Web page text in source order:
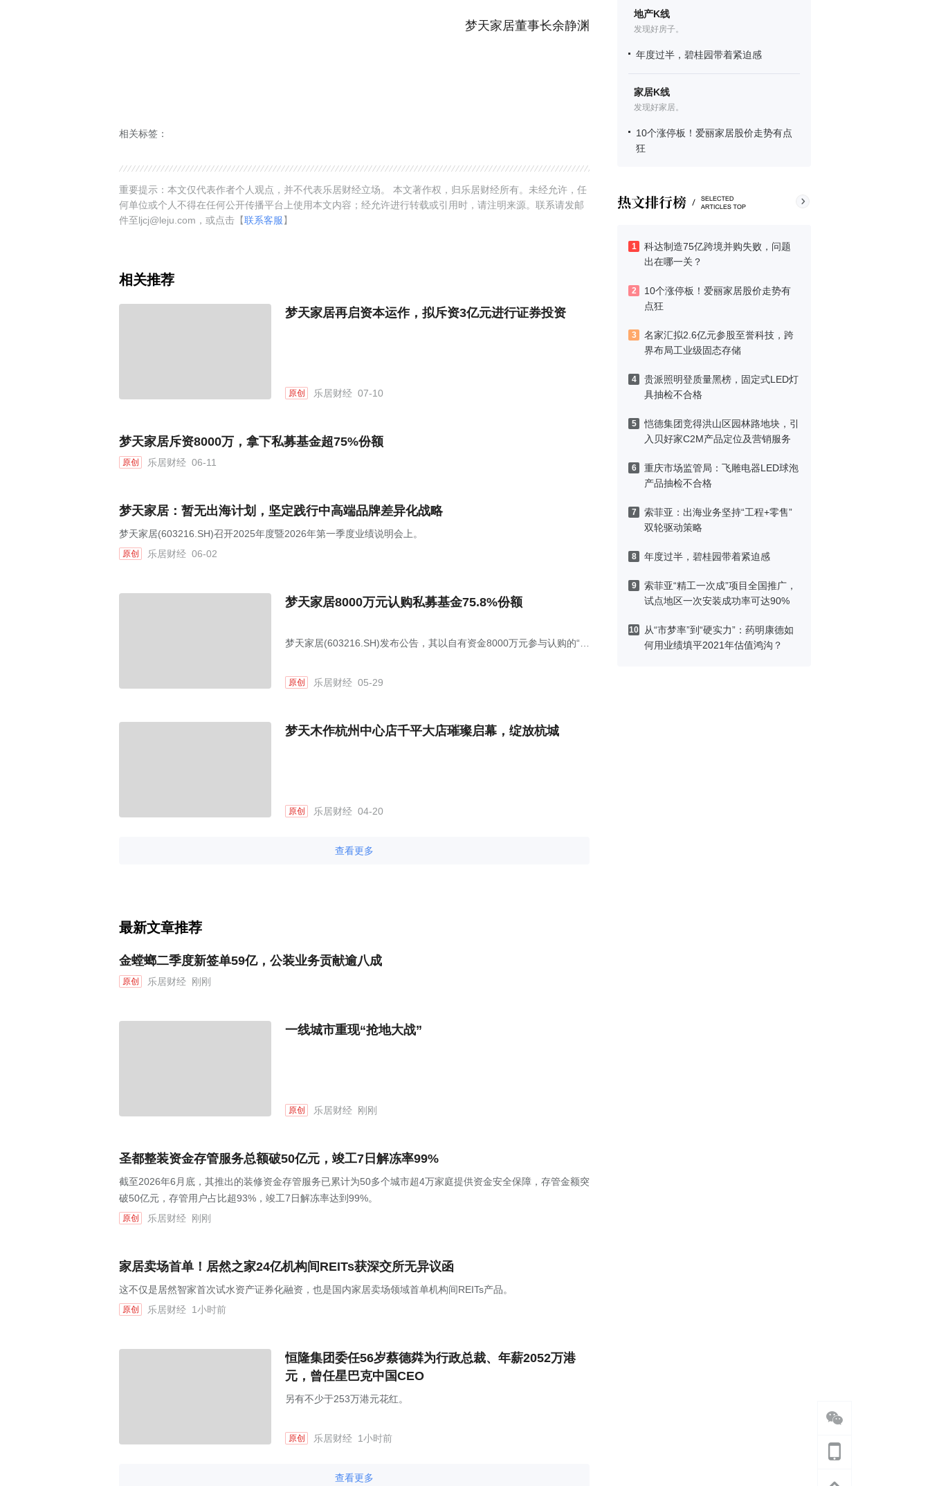
地产K线
发现好房子。
年度过半，碧桂园带着紧迫感
家居K线
发现好家居。
10个涨停板！爱丽家居股价走势有点
狂
1
科达制造75亿跨境并购失败，问题
出在哪一关？
2
10个涨停板！爱丽家居股价走势有
点狂
3
名家汇拟2.6亿元参股至誉科技，跨
界布局工业级固态存储
4
贵派照明登质量黑榜，固定式LED灯
具抽检不合格
5
恺德集团竞得洪山区园林路地块，引
入贝好家C2M产品定位及营销服务
6
重庆市场监管局：飞雕电器LED球泡
产品抽检不合格
7
索菲亚：出海业务坚持“工程+零售”
双轮驱动策略
8 年度过半，碧桂园带着紧迫感
9
索菲亚“精工一次成”项目全国推广，
试点地区一次安装成功率可达90%
10
从“市梦率”到“硬实力”：药明康德如
何用业绩填平2021年估值鸿沟？
梦天家居董事长余静渊
相关标签：
重要提示：本文仅代表作者个人观点，并不代表乐居财经立场。 本文著作权，归乐居财经所有。未经允许，任
何单位或个人不得在任何公开传播平台上使用本文内容；经允许进行转载或引用时，请注明来源。联系请发邮
件至ljcj@leju.com，或点击【联系客服】
相关推荐
梦天家居再启资本运作，拟斥资3亿元进行证券投资
原创 乐居财经 07-10
梦天家居斥资8000万，拿下私募基金超75%份额
原创 乐居财经 06-11
梦天家居：暂无出海计划，坚定践行中高端品牌差异化战略
梦天家居(603216.SH)召开2025年度暨2026年第一季度业绩说明会上。
原创 乐居财经 06-02
梦天家居8000万元认购私募基金75.8%份额
梦天家居(603216.SH)发布公告，其以自有资金8000万元参与认购的“上
资，基金募集工作正式收官。
原创 乐居财经 05-29
梦天木作杭州中心店千平大店璀璨启幕，绽放杭城
原创 乐居财经 04-20
查看更多
最新文章推荐
金螳螂二季度新签单59亿，公装业务贡献逾八成
原创 乐居财经 刚刚
一线城市重现“抢地大战”
原创 乐居财经 刚刚
圣都整装资金存管服务总额破50亿元，竣工7日解冻率99%
截至2026年6月底，其推出的装修资金存管服务已累计为50多个城市超4万家庭提供资金安全保障，存管金额突
破50亿元，存管用户占比超93%，竣工7日解冻率达到99%。
原创 乐居财经 刚刚
家居卖场首单！居然之家24亿机构间REITs获深交所无异议函
这不仅是居然智家首次试水资产证券化融资，也是国内家居卖场领域首单机构间REITs产品。
原创 乐居财经 1小时前
恒隆集团委任56岁蔡德粦为行政总裁、年薪2052万港
元，曾任星巴克中国CEO
另有不少于253万港元花红。
原创 乐居财经 1小时前
查看更多